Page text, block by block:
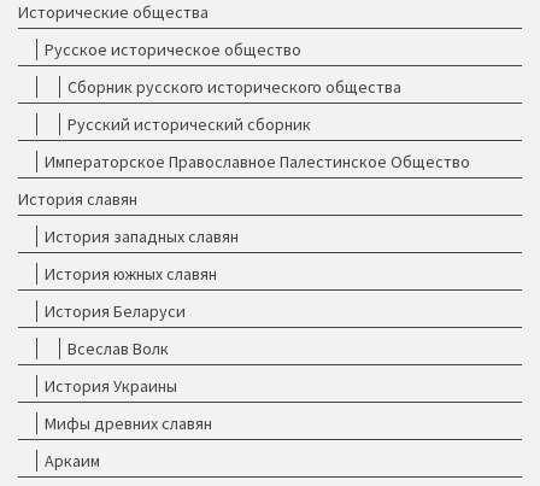
Исторические общества
Русское историческое общество
Сборник русского исторического общества
Русский исторический сборник
Императорское Православное Палестинское Общество
История славян
История западных славян
История южных славян
История Беларуси
Всеслав Волк
История Украины
Мифы древних славян
Аркаим